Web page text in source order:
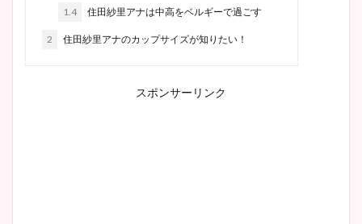
1.4 住田紗里アナは中高をベルギーで過ごす
2 住田紗里アナのカップサイズが知りたい！
スポンサーリンク